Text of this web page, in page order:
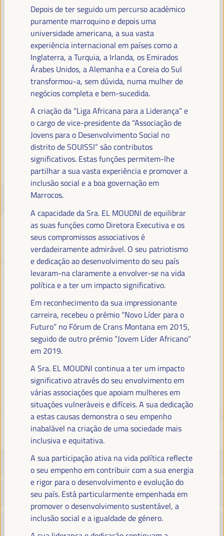
da economia social e solidária, emprego e trabalho decente e a
abordagem de uma nova economia que “cuida” do território, bem
como alianças multiníveis, políticas globais, nacionais e
descentralizadas (regionais-locais).
Leia a nota conceitual
PALESTRANTES
Asia Guerreschi
PhD - representante das
Cooperativas Climáticas
Circulares - Universidade
de Ferrara
Itália
Fatiha El
Moudni
Prefeita - Cidade de
Rabat
Marrocos
Depois de ter seguido um percurso académico
puramente marroquino e depois uma
universidade americana, a sua vasta
experiência internacional em países como a
Inglaterra, a Turquia, a Irlanda, os Emirados
Árabes Unidos, a Alemanha e a Coreia do Sul
transformou-a, sem dúvida, numa mulher de
negócios completa e bem-sucedida.
A criação da “Liga Africana para a Liderança” e
o cargo de vice-presidente da “Associação de
Jovens para o Desenvolvimento Social no
distrito de SOUISSI” são contributos
significativos. Estas funções permitem-lhe
partilhar a sua vasta experiência e promover a
inclusão social e a boa governação em
Marrocos.
A capacidade da Sra. EL MOUDNI de equilibrar
as suas funções como Diretora Executiva e os
seus compromissos associativos é
verdadeiramente admirável. O seu patriotismo
e dedicação ao desenvolvimento do seu país
levaram-na claramente a envolver-se na vida
política e a ter um impacto significativo.
Em reconhecimento da sua impressionante
carreira, recebeu o prémio “Novo Líder para o
Futuro” no Fórum de Crans Montana em 2015,
seguido de outro prémio “Jovem Líder Africano”
em 2019.
A Sra. EL MOUDNI continua a ter um impacto
significativo através do seu envolvimento em
várias associações que apoiam mulheres em
situações vulneráveis e difíceis. A sua dedicação
a estas causas demonstra o seu empenho
inabalável na criação de uma sociedade mais
inclusiva e equitativa.
A sua participação ativa na vida política reflecte
o seu empenho em contribuir com a sua energia
e rigor para o desenvolvimento e evolução do
seu país. Está particularmente empenhada em
promover o desenvolvimento sustentável, a
inclusão social e a igualdade de género.
PROGRAMA Baixar PDF
TERÇA-FEIRA 1 ABRIL
QUARTA-FEIRA 2 ABRIL
QUINTA-FEIRA 3 ABRIL